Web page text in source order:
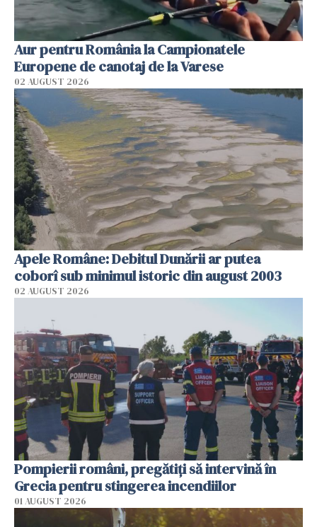
Aur pentru România la Campionatele
Europene de canotaj de la Varese
02 AUGUST 2026
Apele Române: Debitul Dunării ar putea
coborî sub minimul istoric din august 2003
02 AUGUST 2026
Pompierii români, pregătiţi să intervină în
Grecia pentru stingerea incendiilor
01 AUGUST 2026